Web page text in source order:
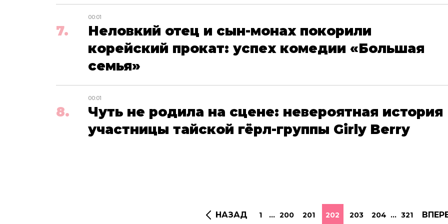
00:01
Неловкий отец и сын-монах покорили
корейский прокат: успех комедии «Большая
семья»
00:01
Чуть не родила на сцене: невероятная история
участницы тайской гёрл-группы Girly Berry
НАЗАД 1 ... 200 201 202 203 204 ... 321